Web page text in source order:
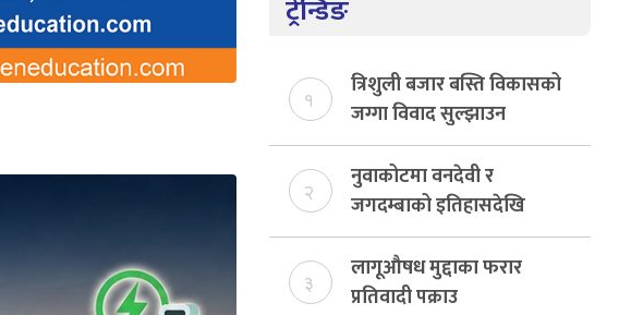
ट्रेन्डिङ
१
त्रिशुली बजार बस्ति विकासको
जग्गा विवाद सुल्झाउन
संयोजक तोकियो
२
नुवाकोटमा वनदेवी र
जगदम्बाको इतिहासदेखि
शिवालय सिनेप्लेक्ससम्मको
यात्रा
३
लागूऔषध मुद्दाका फरार
प्रतिवादी पक्राउ